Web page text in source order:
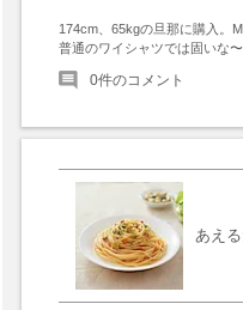
174cm、65kgの旦那に購入。
普通のワイシャツでは固いな
0件のコメント
あえ